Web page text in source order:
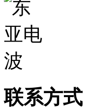
联系方式